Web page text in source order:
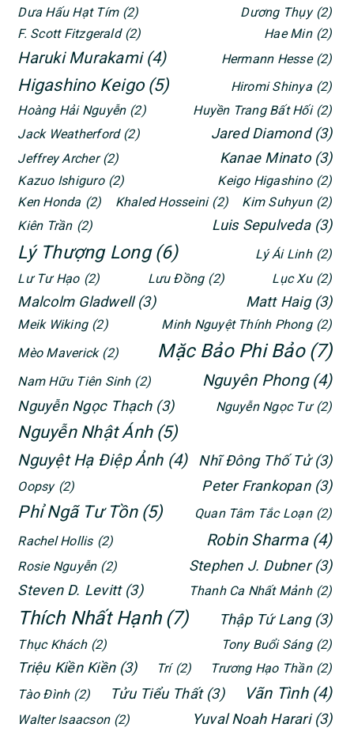
Dưa Hấu Hạt Tím (2) Dương Thụy (2)
F. Scott Fitzgerald (2) Hae Min (2)
Haruki Murakami (4) Hermann Hesse (2)
Higashino Keigo (5) Hiromi Shinya (2)
Hoàng Hải Nguyễn (2) Huyền Trang Bất Hối (2)
Jack Weatherford (2) Jared Diamond (3)
Jeffrey Archer (2) Kanae Minato (3)
Kazuo Ishiguro (2) Keigo Higashino (2)
Ken Honda (2) Khaled Hosseini (2) Kim Suhyun (2)
Kiên Trần (2) Luis Sepulveda (3)
Lý Thượng Long (6) Lý Ái Linh (2)
Lư Tư Hạo (2) Lưu Đồng (2) Lục Xu (2)
Malcolm Gladwell (3) Matt Haig (3)
Meik Wiking (2) Minh Nguyệt Thính Phong (2)
Mèo Maverick (2) Mặc Bảo Phi Bảo (7)
Nam Hữu Tiên Sinh (2) Nguyên Phong (4)
Nguyễn Ngọc Thạch (3) Nguyễn Ngọc Tư (2)
Nguyễn Nhật Ánh (5)
Nguyệt Hạ Điệp Ảnh (4) Nhĩ Đông Thố Tử (3)
Oopsy (2) Peter Frankopan (3)
Phỉ Ngã Tư Tồn (5) Quan Tâm Tắc Loạn (2)
Rachel Hollis (2) Robin Sharma (4)
Rosie Nguyễn (2) Stephen J. Dubner (3)
Steven D. Levitt (3) Thanh Ca Nhất Mảnh (2)
Thích Nhất Hạnh (7) Thập Tứ Lang (3)
Thục Khách (2) Tony Buổi Sáng (2)
Triệu Kiền Kiền (3) Trí (2) Trương Hạo Thần (2)
Tào Đình (2) Tửu Tiểu Thất (3) Vãn Tình (4)
Walter Isaacson (2) Yuval Noah Harari (3)